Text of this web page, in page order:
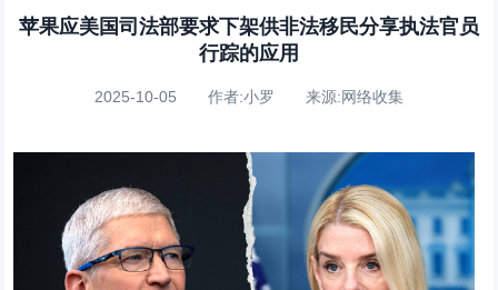
苹果应美国司法部要求下架供非法移民分享执法官员
行踪的应用
2025-10-05 作者:小罗 来源:网络收集